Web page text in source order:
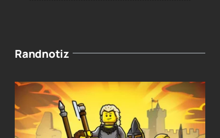
Randnotiz